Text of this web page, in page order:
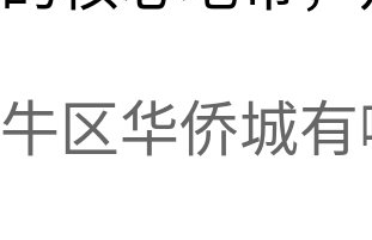
区华侨城